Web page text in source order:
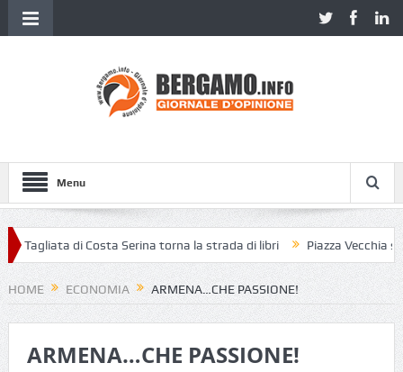
Menu
di Costa Serina torna la strada di libri Piazza Vecchia
HOME ECONOMIA ARMENA…CHE PASSIONE!
ARMENA…CHE PASSIONE!